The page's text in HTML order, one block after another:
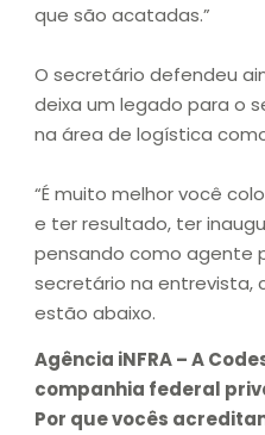
que são acatadas.”
O secretário defendeu
deixa um legado para o
na área de logística
“É muito melhor você
e ter resultado, ter
pensando como agente
secretário na entrevista,
estão abaixo.
Agência iNFRA – A
companhia federal
Por que vocês